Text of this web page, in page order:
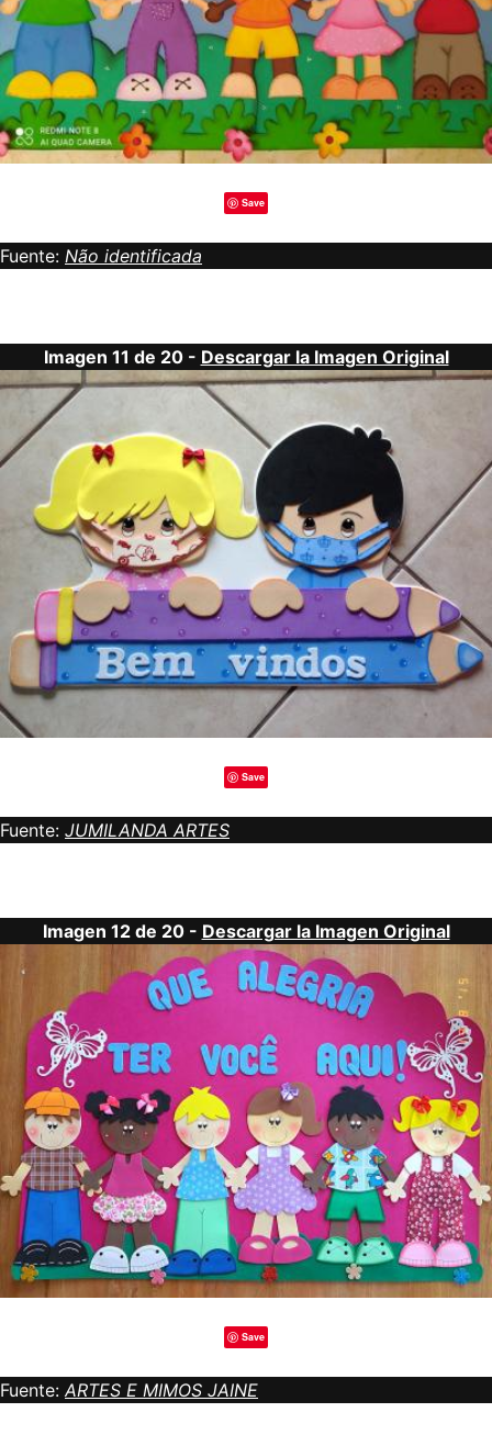
Save
Fuente: Não identificada
Imagen 11 de 20 - Descargar la Imagen Original
Save
Fuente: JUMILANDA ARTES
Imagen 12 de 20 - Descargar la Imagen Original
Save
Fuente: ARTES E MIMOS JAINE